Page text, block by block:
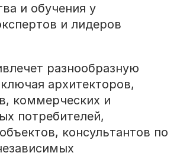
и обучения у
и лидеров
разнообразную
архитекторов,
коммерческих и
потребителей,
консультантов по